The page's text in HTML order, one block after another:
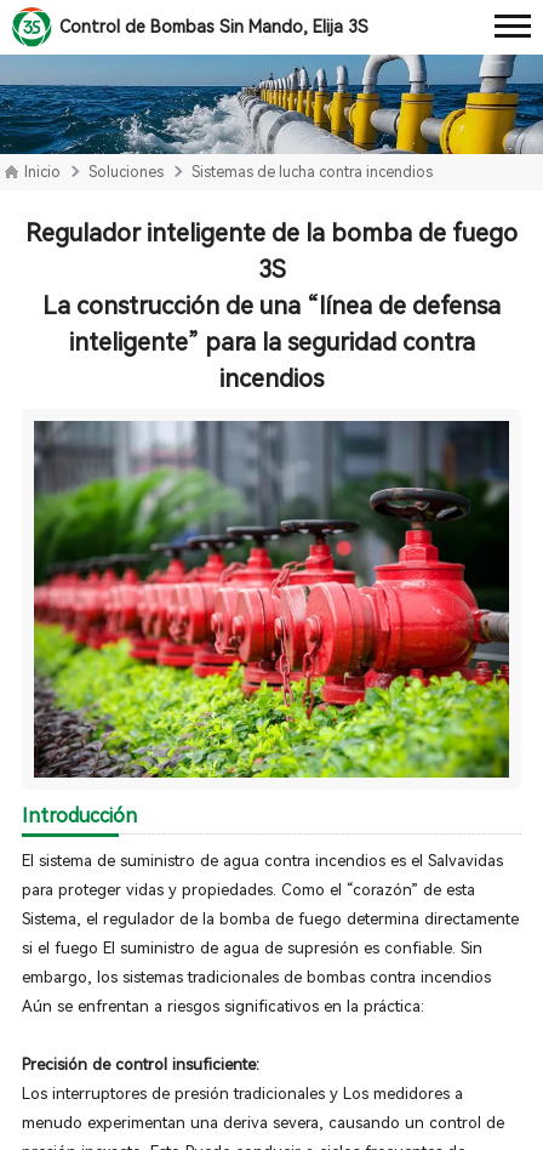
Control de Bombas Sin Mando, Elija 3S
Inicio Soluciones Sistemas de lucha contra incendios
Regulador inteligente de la bomba de fuego
3S
La construcción de una “línea de defensa
inteligente” para la seguridad contra
incendios
Introducción
El sistema de suministro de agua contra incendios es el Salvavidas
para proteger vidas y propiedades. Como el “corazón” de esta
Sistema, el regulador de la bomba de fuego determina directamente
si el fuego El suministro de agua de supresión es confiable. Sin
embargo, los sistemas tradicionales de bombas contra incendios
Aún se enfrentan a riesgos significativos en la práctica:
Precisión de control insuficiente:
Los interruptores de presión tradicionales y Los medidores a
menudo experimentan una deriva severa, causando un control de